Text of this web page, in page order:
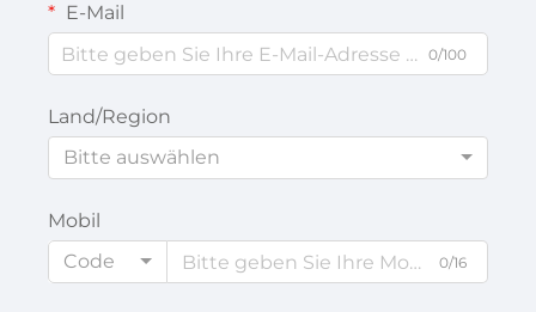
E-Mail
0/100
Land/Region
Bitte auswählen
Mobil
Code
0/16